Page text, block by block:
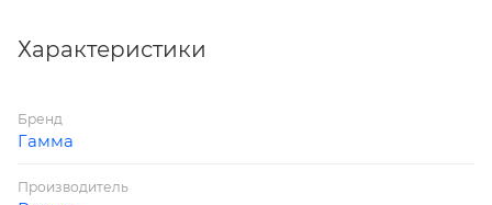
настоящего художника. Кисть ГАММА №2 из гривы
Характеристики
Бренд
Гамма
Производитель